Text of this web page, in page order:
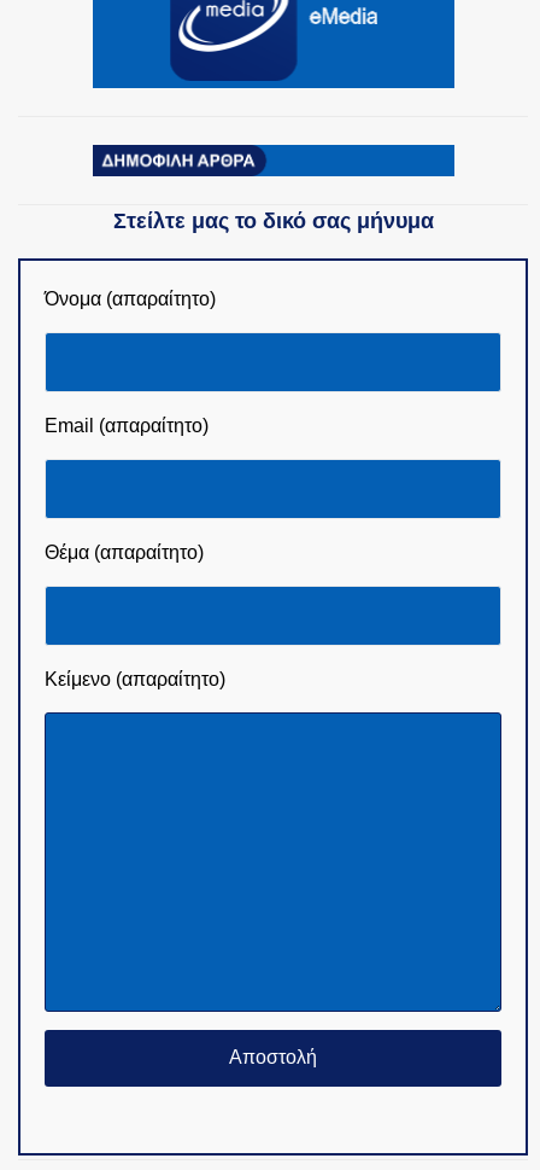
Στείλτε μας το δικό σας μήνυμα
Όνομα (απαραίτητο)
Email (απαραίτητο)
Θέμα (απαραίτητο)
Κείμενο (απαραίτητο)